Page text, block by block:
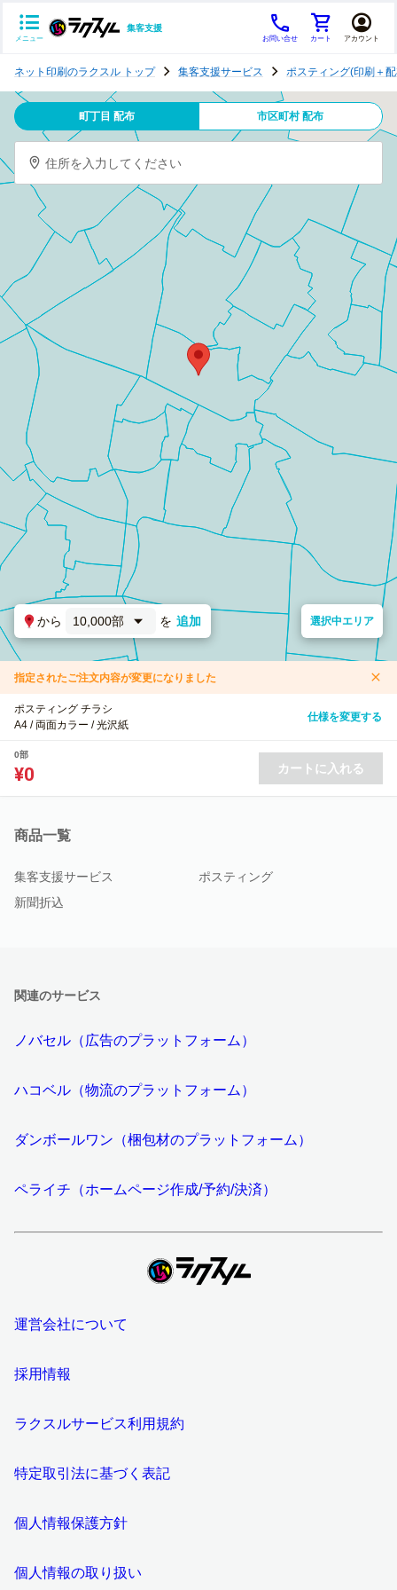
メニュー
集客支援
お問い合せ カート アカウント
テ
ン
グ
ネット印刷のラクスル トップ 集客支援サービス ポスティング(印刷＋
町丁目 配布 市区町村 配布
住所を入力してください
から 10,000部 を 追加 選択中エリア
指定されたご注文内容が変更になりました
ポスティング チラシ
A4 / 両面カラー / 光沢紙
仕様を変更する
0部
¥0 カートに入れる
商品一覧
集客支援サービス
ポスティング
新聞折込
関連のサービス
ノバセル（広告のプラットフォーム）
ハコベル（物流のプラットフォーム）
ダンボールワン（梱包材のプラットフォーム）
ペライチ（ホームページ作成/予約/決済）
運営会社について
採用情報
ラクスルサービス利用規約
特定取引法に基づく表記
個人情報保護方針
個人情報の取り扱い